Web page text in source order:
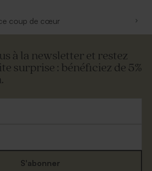
coup de cœur
à la newsletter et restez
surprise : bénéficiez de 5%
S'abonner